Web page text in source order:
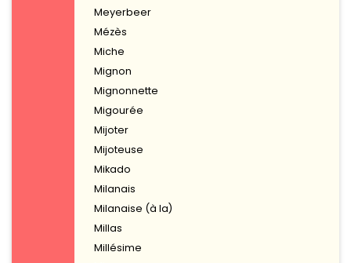
Meyerbeer
Mézès
Miche
Mignon
Mignonnette
Migourée
Mijoter
Mijoteuse
Mikado
Milanais
Milanaise (à la)
Millas
Millésime